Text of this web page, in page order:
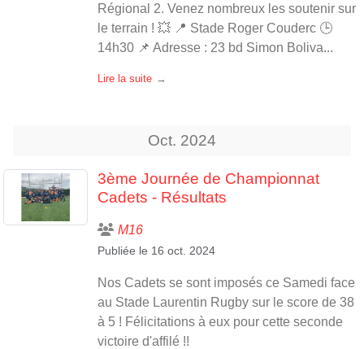
Régional 2. Venez nombreux les soutenir sur
le terrain ! 💥 📍 Stade Roger Couderc 🕒
14h30 📌 Adresse : 23 bd Simon Boliva...
Lire la suite
Oct. 2024
3ème Journée de Championnat
Cadets - Résultats
M16
Publiée le 16 oct. 2024
Nos Cadets se sont imposés ce Samedi face
au Stade Laurentin Rugby sur le score de 38
à 5 ! Félicitations à eux pour cette seconde
victoire d'affilé !!